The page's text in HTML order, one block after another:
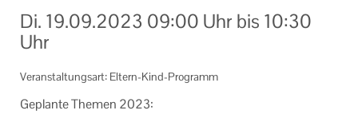
Di. 19.09.2023 09:00 Uhr bis 10:30
Uhr
Veranstaltungsart: Eltern-Kind-Programm
Ge­plan­te The­men 2023:
Ihr Kontakt zu uns
Datenschutzerklärung
Impressum